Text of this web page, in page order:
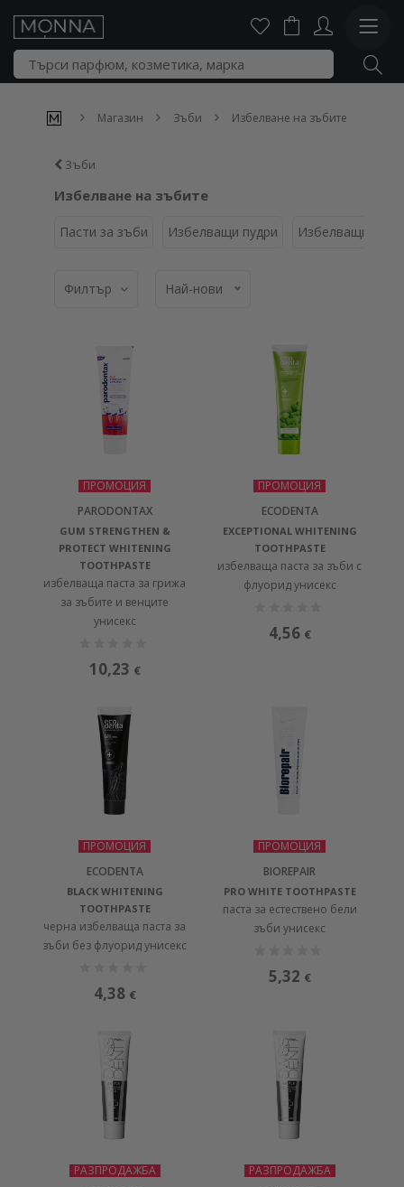
Магазин Зъби Избелване на зъбите
Зъби
Избелване на зъбите
Пасти за зъби Избелващи пудри Избелващи
Филтър Най-нови
ПРОМОЦИЯ
PARODONTAX
GUM STRENGTHEN &
PROTECT WHITENING
TOOTHPASTE
избелваща паста за грижа
за зъбите и венците
унисекс
10,23 €
ПРОМОЦИЯ
ECODENTA
EXCEPTIONAL WHITENING
TOOTHPASTE
избелваща паста за зъби с
флуорид унисекс
4,56 €
ПРОМОЦИЯ
ECODENTA
BLACK WHITENING
TOOTHPASTE
черна избелваща паста за
зъби без флуорид унисекс
4,38 €
ПРОМОЦИЯ
BIOREPAIR
PRO WHITE TOOTHPASTE
паста за естествено бели
зъби унисекс
5,32 €
РАЗПРОДАЖБА
РАЗПРОДАЖБА